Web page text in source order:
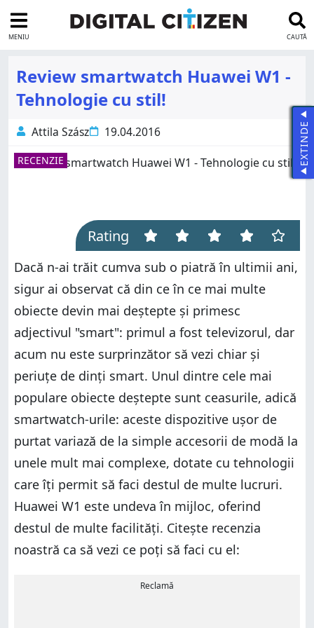
MENIU CAUTĂ
Review smartwatch Huawei W1 -
Tehnologie cu stil!
Attila Szász 19.04.2016
RECENZIE
Rating
Dacă n-ai trăit cumva sub o piatră în ultimii ani,
sigur ai observat că din ce în ce mai multe
obiecte devin mai deștepte și primesc
adjectivul "smart": primul a fost televizorul, dar
acum nu este surprinzător să vezi chiar și
periuțe de dinți smart. Unul dintre cele mai
populare obiecte deștepte sunt ceasurile, adică
smartwatch-urile: aceste dispozitive ușor de
purtat variază de la simple accesorii de modă la
unele mult mai complexe, dotate cu tehnologii
care îți permit să faci destul de multe lucruri.
Huawei W1 este undeva în mijloc, oferind
destul de multe facilități. Citește recenzia
noastră ca să vezi ce poți să faci cu el:
Reclamă
EXTINDE